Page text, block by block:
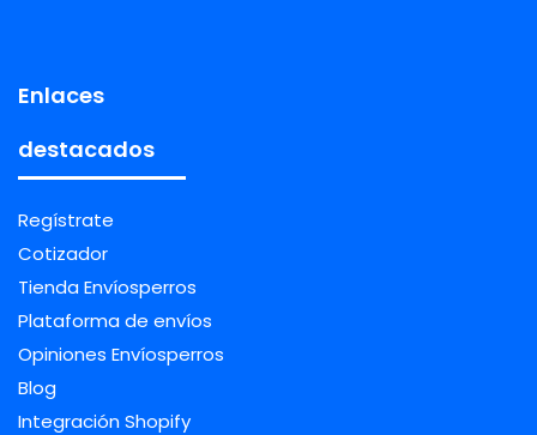
Enlaces
destacados
Regístrate
Cotizador
Tienda Envíosperros
Plataforma de envíos
Opiniones Envíosperros
Blog
Integración Shopify